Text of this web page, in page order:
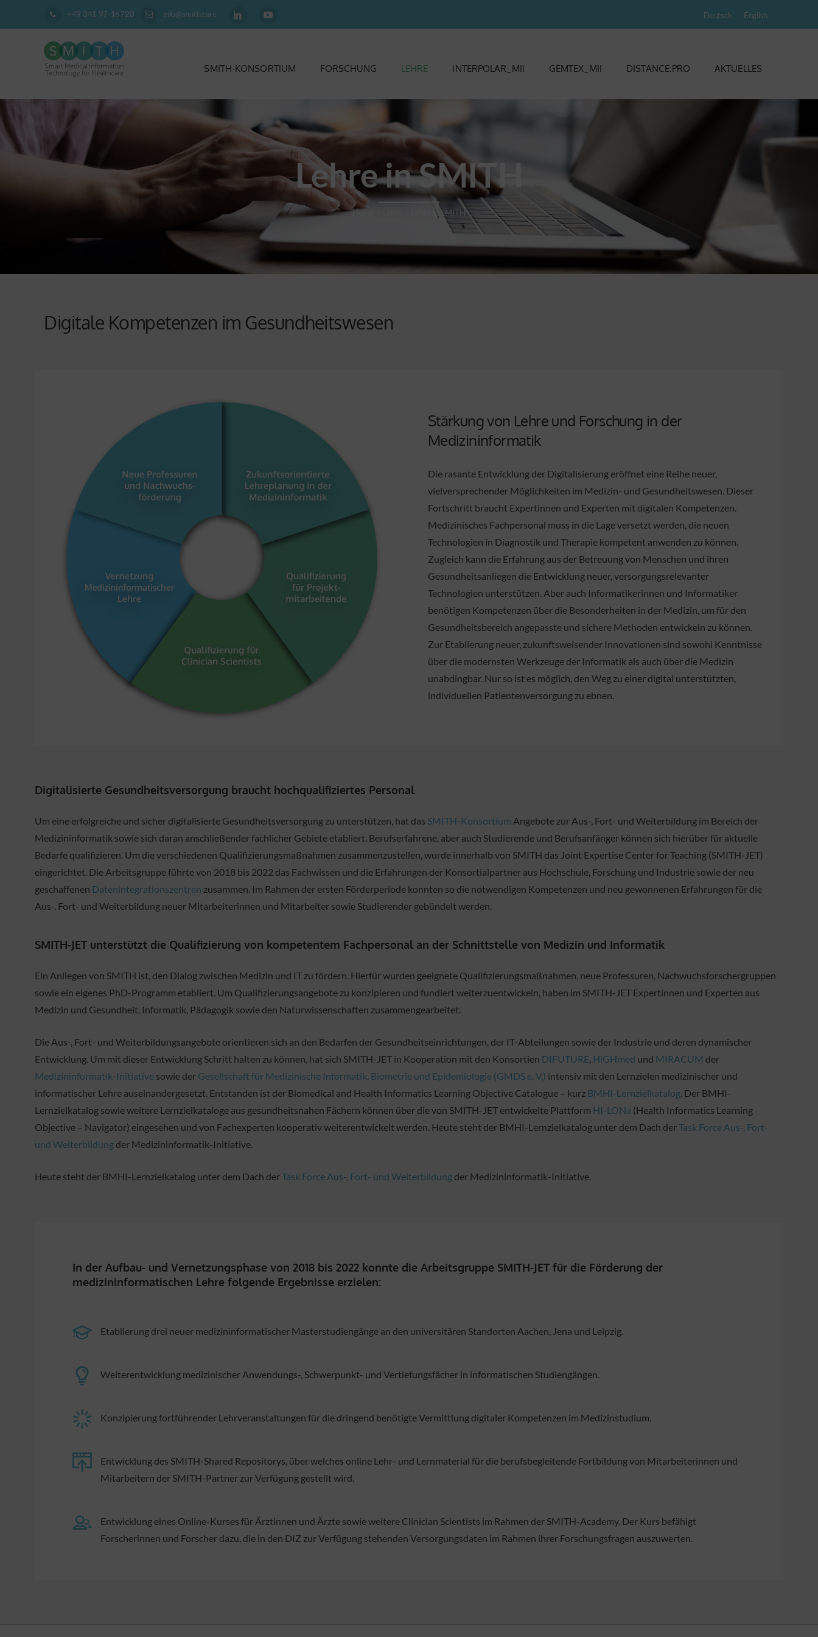
+49 341 97-16720 info@smith.care Deutsch English
SMITH-KONSORTIUM FORSCHUNG LEHRE INTERPOLAR_MII GEMTEX_MII DISTANCE:PRO AKTUELLES
Lehre in SMITH
Home Lehre in SMITH
Digitale Kompetenzen im Gesundheitswesen
Stärkung von Lehre und Forschung in der
Medizininformatik
Die rasante Entwicklung der Digitalisierung eröffnet eine Reihe neuer,
vielversprechender Möglichkeiten im Medizin- und Gesundheitswesen. Dieser
Fortschritt braucht Expertinnen und Experten mit digitalen Kompetenzen.
Medizinisches Fachpersonal muss in die Lage versetzt werden, die neuen
Technologien in Diagnostik und Therapie kompetent anwenden zu können.
Zugleich kann die Erfahrung aus der Betreuung von Menschen und ihren
Gesundheitsanliegen die Entwicklung neuer, versorgungsrelevanter
Technologien unterstützen. Aber auch Informatikerinnen und Informatiker
benötigen Kompetenzen über die Besonderheiten in der Medizin, um für den
Gesundheitsbereich angepasste und sichere Methoden entwickeln zu können.
Zur Etablierung neuer, zukunftsweisender Innovationen sind sowohl Kenntnisse
über die modernsten Werkzeuge der Informatik als auch über die Medizin
unabdingbar. Nur so ist es möglich, den Weg zu einer digital unterstützten,
individuellen Patientenversorgung zu ebnen.
Digitalisierte Gesundheitsversorgung braucht hochqualifiziertes Personal
Um eine erfolgreiche und sicher digitalisierte Gesundheitsversorgung zu unterstützen, hat das SMITH-Konsortium Angebote zur Aus-, Fort- und Weiterbildung im Bereich der
Medizininformatik sowie sich daran anschließender fachlicher Gebiete etabliert. Berufserfahrene, aber auch Studierende und Berufsanfänger können sich hierüber für aktuelle
Bedarfe qualifizieren. Um die verschiedenen Qualifizierungsmaßnahmen zusammenzustellen, wurde innerhalb von SMITH das Joint Expertise Center for Teaching (SMITH-JET)
eingerichtet. Die Arbeitsgruppe führte von 2018 bis 2022 das Fachwissen und die Erfahrungen der Konsortialpartner aus Hochschule, Forschung und Industrie sowie der neu
geschaffenen Datenintegrationszentren zusammen. Im Rahmen der ersten Förderperiode konnten so die notwendigen Kompetenzen und neu gewonnenen Erfahrungen für die
Aus-, Fort- und Weiterbildung neuer Mitarbeiterinnen und Mitarbeiter sowie Studierender gebündelt werden.
SMITH-JET unterstützt die Qualifizierung von kompetentem Fachpersonal an der Schnittstelle von Medizin und Informatik
Ein Anliegen von SMITH ist, den Dialog zwischen Medizin und IT zu fördern. Hierfür wurden geeignete Qualifizierungsmaßnahmen, neue Professuren, Nachwuchsforschergruppen
sowie ein eigenes PhD-Programm etabliert. Um Qualifizierungsangebote zu konzipieren und fundiert weiterzuentwickeln, haben im SMITH-JET Expertinnen und Experten aus
Medizin und Gesundheit, Informatik, Pädagogik sowie den Naturwissenschaften zusammengearbeitet.
Die Aus-, Fort- und Weiterbildungsangebote orientieren sich an den Bedarfen der Gesundheitseinrichtungen, der IT-Abteilungen sowie der Industrie und deren dynamischer
Entwicklung. Um mit dieser Entwicklung Schritt halten zu können, hat sich SMITH-JET in Kooperation mit den Konsortien DIFUTURE, HiGHmed und MIRACUM der
Medizininformatik-Initiative sowie der Gesellschaft für Medizinische Informatik, Biometrie und Epidemiologie (GMDS e. V.) intensiv mit den Lernzielen medizinischer und
informatischer Lehre auseinandergesetzt. Entstanden ist der Biomedical and Health Informatics Learning Objective Catalogue – kurz BMHI-Lernzielkatalog. Der BMHI-
Lernzielkatalog sowie weitere Lernzielkataloge aus gesundheitsnahen Fächern können über die von SMITH-JET entwickelte Plattform HI-LONa (Health Informatics Learning
Objective – Navigator) eingesehen und von Fachexperten kooperativ weiterentwickelt werden. Heute steht der BMHI-Lernzielkatalog unter dem Dach derTask Force Aus-, Fort-
und Weiterbildung der Medizininformatik-Initiative.
Heute steht der BMHI-Lernzielkatalog unter dem Dach derTask Force Aus-, Fort- und Weiterbildung der Medizininformatik-Initiative.
In der Aufbau- und Vernetzungsphase von 2018 bis 2022 konnte die Arbeitsgruppe SMITH-JET für die Förderung der
medizininformatischen Lehre folgende Ergebnisse erzielen:
Etablierung drei neuer medizininformatischer Masterstudiengänge an den universitären Standorten Aachen, Jena und Leipzig.
Weiterentwicklung medizinischer Anwendungs-, Schwerpunkt- und Vertiefungsfächer in informatischen Studiengängen.
Konzipierung fortführender Lehrveranstaltungen für die dringend benötigte Vermittlung digitaler Kompetenzen im Medizinstudium.
Entwicklung des SMITH-Shared Repositorys, über welches online Lehr- und Lernmaterial für die berufsbegleitende Fortbildung von Mitarbeiterinnen und
Mitarbeitern der SMITH-Partner zur Verfügung gestellt wird.
Entwicklung eines Online-Kurses für Ärztinnen und Ärzte sowie weitere Clinician Scientists im Rahmen der SMITH-Academy. Der Kurs befähigt
Forscherinnen und Forscher dazu, die in den DIZ zur Verfügung stehenden Versorgungsdaten im Rahmen ihrer Forschungsfragen auszuwerten.